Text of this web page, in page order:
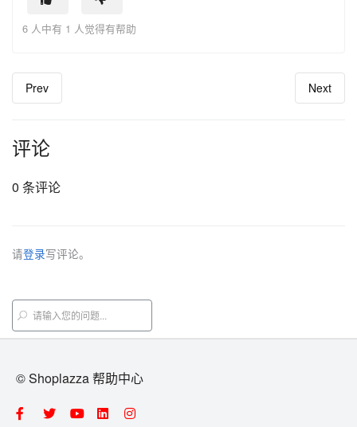
6 人中有 1 人觉得有帮助
Prev Next
评论
0 条评论
请登录写评论。
© Shoplazza 帮助中心